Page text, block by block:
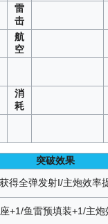
雷
击
航
空
消
耗
突破效果
获得全弹发射I/主炮效率
+1/鱼雷预填装+1/主